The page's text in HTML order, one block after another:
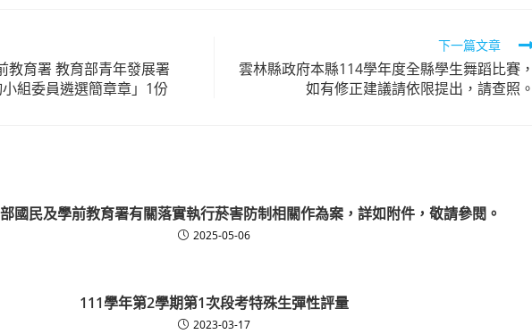
教育署 教育部青年發展署
小組委員遴選簡章章」1份
下一篇文章
雲林縣政府本縣114學年度全縣學生舞蹈比賽，
如有修正建議請依限提出，請查照。
國民及學前教育署有關落實執行菸害防制相關作為案，詳如附件，敬請參閱。
2025-05-06
111學年第2學期第1次段考特殊生彈性評量
2023-03-17